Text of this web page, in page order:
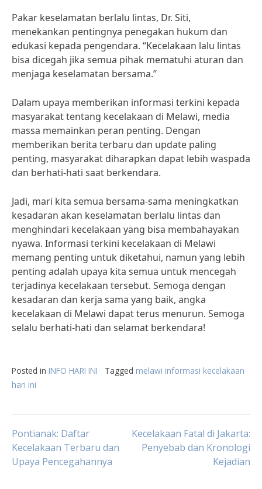
Pakar keselamatan berlalu lintas, Dr. Siti,
menekankan pentingnya penegakan hukum dan
edukasi kepada pengendara. “Kecelakaan lalu lintas
bisa dicegah jika semua pihak mematuhi aturan dan
menjaga keselamatan bersama.”
Dalam upaya memberikan informasi terkini kepada
masyarakat tentang kecelakaan di Melawi, media
massa memainkan peran penting. Dengan
memberikan berita terbaru dan update paling
penting, masyarakat diharapkan dapat lebih waspada
dan berhati-hati saat berkendara.
Jadi, mari kita semua bersama-sama meningkatkan
kesadaran akan keselamatan berlalu lintas dan
menghindari kecelakaan yang bisa membahayakan
nyawa. Informasi terkini kecelakaan di Melawi
memang penting untuk diketahui, namun yang lebih
penting adalah upaya kita semua untuk mencegah
terjadinya kecelakaan tersebut. Semoga dengan
kesadaran dan kerja sama yang baik, angka
kecelakaan di Melawi dapat terus menurun. Semoga
selalu berhati-hati dan selamat berkendara!
Posted in INFO HARI INI Tagged melawi informasi kecelakaan
hari ini
Post
navigation
Pontianak: Daftar
Kecelakaan Terbaru dan
Upaya Pencegahannya
Kecelakaan Fatal di Jakarta:
Penyebab dan Kronologi
Kejadian